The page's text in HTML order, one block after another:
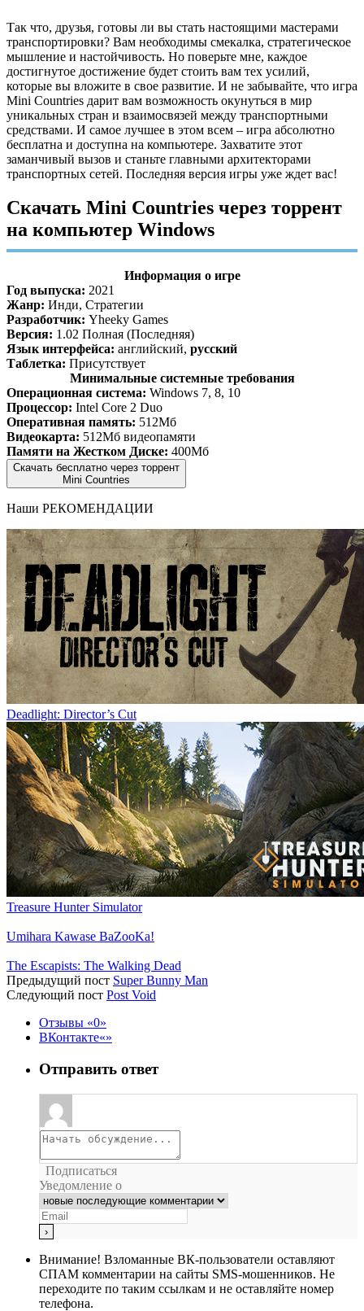
Так что, друзья, готовы ли вы стать настоящими мастерами
транспортировки? Вам необходимы смекалка, стратегическое
мышление и настойчивость. Но поверьте мне, каждое
достигнутое достижение будет стоить вам тех усилий,
которые вы вложите в свое развитие. И не забывайте, что игра
Mini Countries дарит вам возможность окунуться в мир
уникальных стран и взаимосвязей между транспортными
средствами. И самое лучшее в этом всем – игра абсолютно
бесплатна и доступна на компьютере. Захватите этот
заманчивый вызов и станьте главными архитекторами
транспортных сетей. Последняя версия игры уже ждет вас!
Скачать Mini Countries через торрент
на компьютер Windows
Информация о игре
Год выпуска: 2021
Жанр: Инди, Стратегии
Разработчик: Yheeky Games
Версия: 1.02 Полная (Последняя)
Язык интерфейса: английский, русский
Таблетка: Присутствует
Минимальные системные требования
Операционная система: Windows 7, 8, 10
Процессор: Intel Core 2 Duo
Оперативная память: 512Мб
Видеокарта: 512Мб видеопамяти
Памяти на Жестком Диске: 400Мб
Скачать бесплатно через торрент
Mini Countries
Наши РЕКОМЕНДАЦИИ
Deadlight: Director’s Cut
Treasure Hunter Simulator
Umihara Kawase BaZooKa!
The Escapists: The Walking Dead
Предыдущий пост Super Bunny Man
Следующий пост Post Void
Отзывы
0
ВКонтакте
Отправить ответ
Подписаться
Уведомление о
Внимание! Взломанные ВК-пользователи оставляют
СПАМ комментарии на сайты SMS-мошенников. Не
переходите по таким ссылкам и не оставляйте номер
телефона.